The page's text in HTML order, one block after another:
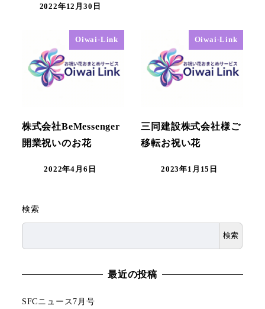
2022年12月30日
Oiwai-Link
株式会社BeMessenger
開業祝いのお花
2022年4月6日
Oiwai-Link
三同建設株式会社様ご
移転お祝い花
2023年1月15日
検索
検索
最近の投稿
SFCニュース7月号